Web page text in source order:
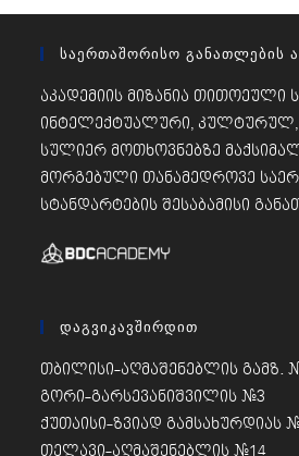
Საერთაშორისო Განათლების
აკადემიის მიზანია თითოეული
ინტელექტუალური,
სულიერ მოთხოვნებზე
მორგებული თანამედროვე
სტანდარტების შესაბამისი
Დაგვიკავშირდით
თბილისი-აღმაშენებლის გამზ.
გორი-გარსევანიშვილის #3
ქუთაისი-ზვიად გამსახურდიას
თელავი-აღმაშენებლის #14